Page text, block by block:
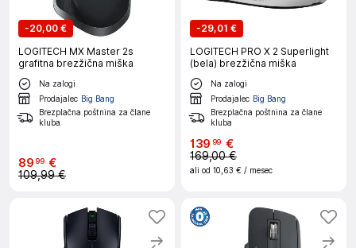
-20,00 €
LOGITECH MX Master 2s
grafitna brezžična miška
Na zalogi
Prodajalec Big Bang
Brezplačna poštnina za člane
kluba
8999 €
109,99 €
-29,01 €
LOGITECH PRO X 2 Superlight
(bela) brezžična miška
Na zalogi
Prodajalec Big Bang
Brezplačna poštnina za člane
kluba
139 99 €
169,00 €
ali od 10,63 € / mesec